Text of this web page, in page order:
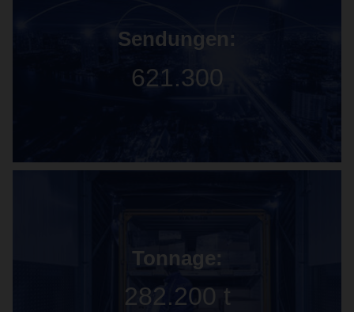
Sendungen:
621.300
Tonnage:
282.200 t